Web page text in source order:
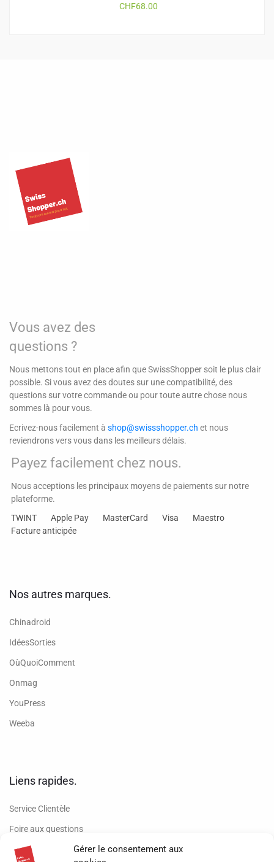
Gérer le consentement aux
CHF68.00
Vous avez des
questions ?
Nous mettons tout en place afin que SwissShopper soit le plus clair
possible. Si vous avez des doutes sur une compatibilité, des
questions sur votre commande ou pour toute autre chose nous
sommes là pour vous.
Ecrivez-nous facilement à shop@swissshopper.ch et nous
reviendrons vers vous dans les meilleurs délais.
Payez facilement chez nous.
Nous acceptions les principaux moyens de paiements sur notre
plateforme.
TWINT
Apple Pay MasterCard Visa
Maestro
Facture anticipée
Nos autres marques.
Chinadroid
IdéesSorties
OùQuoiComment
Onmag
YouPress
Weeba
Liens rapides.
Service Clientèle
Foire aux questions
Conditions de vente